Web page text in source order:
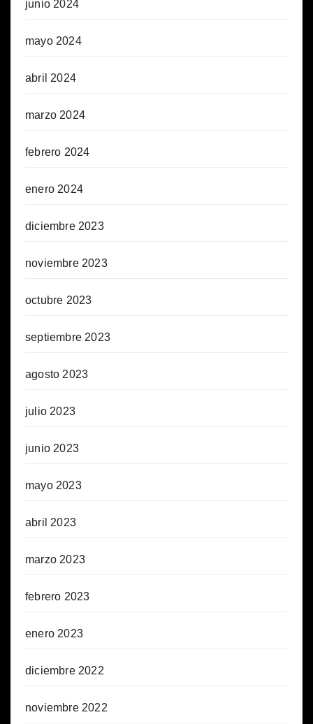
junio 2024
mayo 2024
abril 2024
marzo 2024
febrero 2024
enero 2024
diciembre 2023
noviembre 2023
octubre 2023
septiembre 2023
agosto 2023
julio 2023
junio 2023
mayo 2023
abril 2023
marzo 2023
febrero 2023
enero 2023
diciembre 2022
noviembre 2022